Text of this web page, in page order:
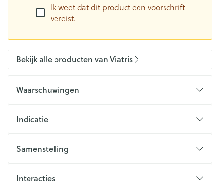
Ik weet dat dit product een voorschrift
vereist.
Bekijk alle producten van Viatris
Waarschuwingen
Indicatie
Samenstelling
Interacties